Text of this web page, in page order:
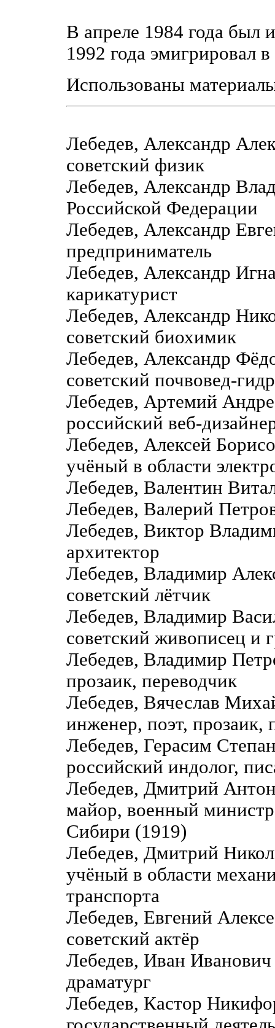
В апреле 1984 года
1992 года
Использованы
Лебедев, Александр
советский физик
Лебедев, Александр
Российской Федерации
Лебедев, Александр
предприниматель
Лебедев, Александр
карикатурист
Лебедев, Александр
советский биохимик
Лебедев, Александр
советский почвовед-
Лебедев, Артемий
российский веб-
Лебедев, Алексей
учёный в области
Лебедев, Валентин
Лебедев, Валерий
Лебедев, Виктор
архитектор
Лебедев, Владимир
советский лётчик
Лебедев, Владимир
советский живописец и
Лебедев, Владимир
прозаик, переводчик
Лебедев, Вячеслав
инженер, поэт, прозаик,
Лебедев, Герасим
российский индолог,
Лебедев, Дмитрий
майор, военный министр
Сибири (1919)
Лебедев, Дмитрий
учёный в области
транспорта
Лебедев, Евгений
советский актёр
Лебедев, Иван
драматург
Лебедев, Кастор